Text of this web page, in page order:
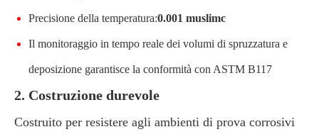
Precisione della temperatura:0.001 muslimc
Il monitoraggio in tempo reale dei volumi di spruzzatura e
deposizione garantisce la conformità con ASTM B117
2. Costruzione durevole
Costruito per resistere agli ambienti di prova corrosivi